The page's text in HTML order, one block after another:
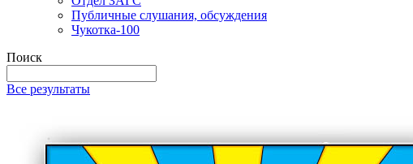
Публичные слушания, обсуждения
Чукотка-100
Поиск
Все результаты